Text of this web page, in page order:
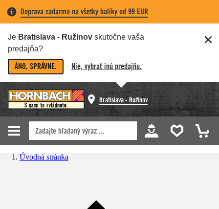
Doprava zadarmo na všetky balíky od 99 EUR
Je Bratislava - Ružinov skutočne vaša
predajňa?
ÁNO, SPRÁVNE. Nie, vybrať inú predajňu.
Bratislava - Ružinov
Úvodná stránka